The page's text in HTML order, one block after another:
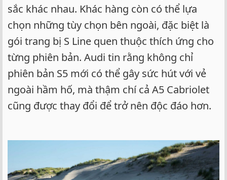
sắc khác nhau. Khác hàng còn có thể lựa
chọn những tùy chọn bên ngoài, đặc biệt là
gói trang bị S Line quen thuộc thích ứng cho
từng phiên bản. Audi tin rằng không chỉ
phiên bản S5 mới có thể gây sức hút với vẻ
ngoài hầm hố, mà thậm chí cả A5 Cabriolet
cũng được thay đổi để trở nên độc đáo hơn.